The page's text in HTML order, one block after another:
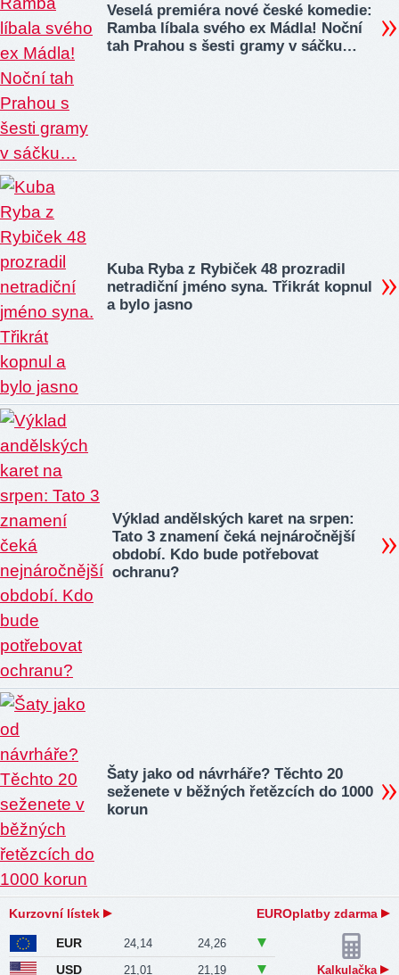
Veselá premiéra nové české komedie:
Ramba líbala svého ex Mádla! Noční
tah Prahou s šesti gramy v sáčku…
Kuba Ryba z Rybiček 48 prozradil
netradiční jméno syna. Třikrát kopnul
a bylo jasno
Výklad andělských karet na srpen:
Tato 3 znamení čeká nejnáročnější
období. Kdo bude potřebovat
ochranu?
Šaty jako od návrháře? Těchto 20
seženete v běžných řetězcích do 1000
korun
Kurzovní lístek EUROplatby zdarma
EUR 24,14 24,26
USD 21,01 21,19 Kalkulačka